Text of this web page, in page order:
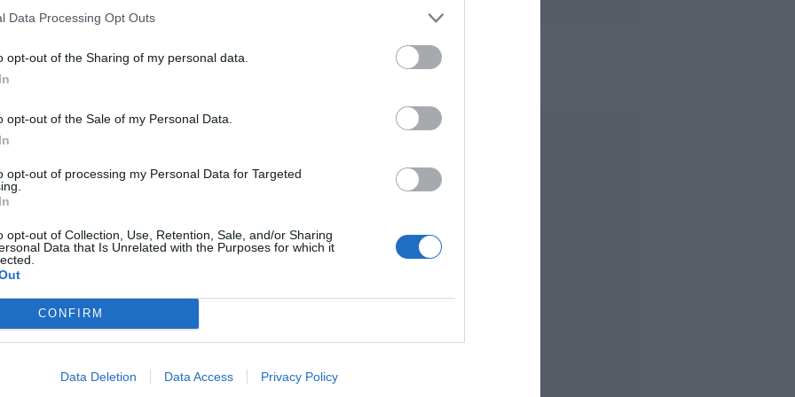
Data Processing Opt Outs
opt-out of the Sharing of my personal data.
opt-out of the Sale of my Personal Data.
opt-out of processing my Personal Data for Targeted
opt-out of Collection, Use, Retention, Sale, and/or Sharing
Data that Is Unrelated with the Purposes for which it
CONFIRM
Data Deletion Data Access Privacy Policy
importada no es solo una cuestión de
Para poder luce la etiqueta de la DO,
a estrictos controles de calidad que exigen
un contenido deazúcares igual o
del 25%
y un5% de fibra bruta.
con una estructura totalmente trazable y
hectáreas de cultivo restringidas
de la provincia (con Alboraya, Almàssera o
sello oficial operan240 agricultores
comercializadoras y 48 firmas
en 4 grandes plantas industriales y 44
LO MÁS LEÍDO